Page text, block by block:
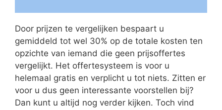
Door prijzen te vergelijken bespaart u
gemiddeld tot wel 30% op de totale kosten ten
opzichte van iemand die geen prijsoffertes
vergelijkt. Het offertesysteem is voor u
helemaal gratis en verplicht u tot niets. Zitten er
voor u dus geen interessante voorstellen bij?
Dan kunt u altijd nog verder kijken. Toch vind